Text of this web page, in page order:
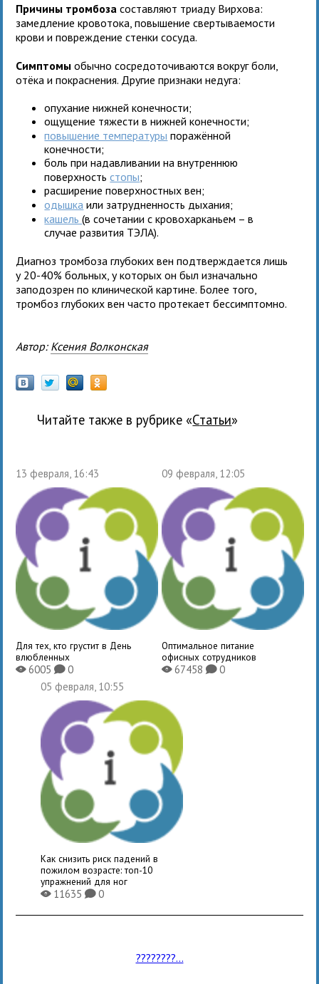
Причины тромбоза составляют триаду Вирхова:
замедление кровотока, повышение свертываемости
крови и повреждение стенки сосуда.
Симптомы обычно сосредоточиваются вокруг боли,
отёка и покраснения. Другие признаки недуга:
опухание нижней конечности;
ощущение тяжести в нижней конечности;
повышение температуры поражённой
конечности;
боль при надавливании на внутреннюю
поверхностьстопы;
расширение поверхностных вен;
одышка или затрудненность дыхания;
кашель(в сочетании с кровохарканьем – в
случае развития ТЭЛА).
Диагноз тромбоза глубоких вен подтверждается лишь
у 20-40% больных, у которых он был изначально
заподозрен по клинической картине. Более того,
тромбоз глубоких вен часто протекает бессимптомно.
Автор: Ксения Волконская
Читайте также в рубрике « Статьи»
13 февраля, 16:43
Для тех, кто грустит в День
влюбленных
X6005K0
09 февраля, 12:05
Оптимальное питание
офисных сотрудников
X67458 K0
05 февраля, 10:55
Как снизить риск падений в
пожилом возрасте: топ-10
упражнений для ног
X11635K0
????????...